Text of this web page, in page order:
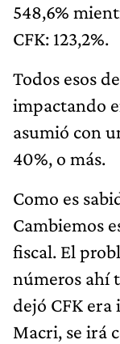
548,6%
CFK: 123,2%.
Todos esos
impactando
asumió con
40%, o más.
Como es
Cambiemos
fiscal. El
números ahí
dejó CFK era
Macri, se irá